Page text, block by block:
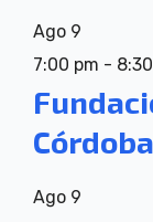
Ago 9
7:00 pm -
Córdoba
Ago 9